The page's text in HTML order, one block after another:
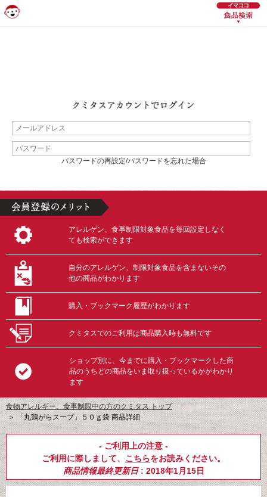
パスワードの再設定/パスワードを忘れた場合
アレルゲン、食事制限対象食品を毎回設定しなく
ても検索ができます
自分のアレルゲン、制限対象食品を含まないその
他の商品がわかります
購入・ブックマーク履歴がわかります
クミタスでのご利用は商品購入時も無料です
ショップ別に、今までに購入・ブックマークした商
品のうちどの商品をいま取り扱っているかがわかり
ます
食物アレルギー、食事制限中の方のクミタス トップ
＞「丸鶏がらスープ」５０ｇ袋 商品詳細
- ご利用上の注意 -
ご利用に際しまして、 こちらをお読みください。
商品情報最終更新日: 2018年1月15日